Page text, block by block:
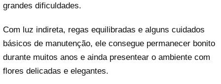
grandes dificuldades.
Com luz indireta, regas equilibradas e alguns cuidados
básicos de manutenção, ele consegue permanecer bonito
durante muitos anos e ainda presentear o ambiente com
flores delicadas e elegantes.